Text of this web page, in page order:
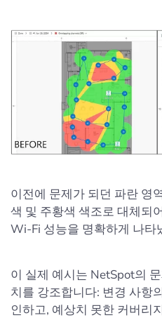
이전에 문제가 되던 파란 영
색 및 주황색 색조로 대체되
Wi-Fi 성능을 명확하게 나타
이 실제 예시는 NetSpot의
치를 강조합니다: 변경 사항
인하고, 예상치 못한 커버리